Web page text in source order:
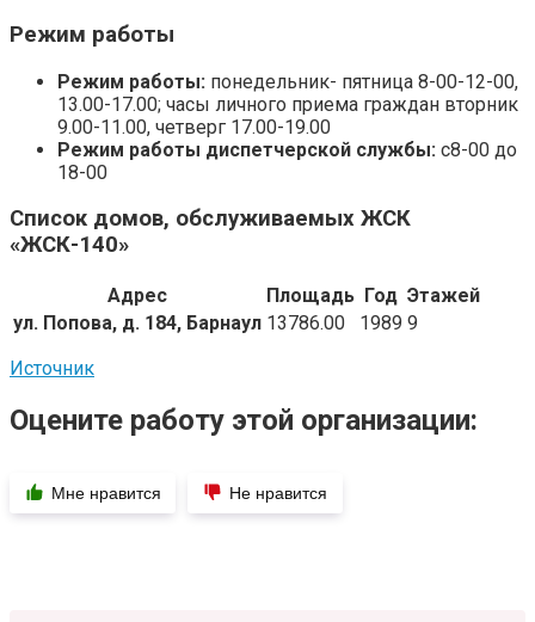
Режим работы
Режим работы: понедельник- пятница 8-00-12-00,
13.00-17.00; часы личного приема граждан вторник
9.00-11.00, четверг 17.00-19.00
Режим работы диспетчерской службы: с8-00 до
18-00
Список домов, обслуживаемых ЖСК
«ЖСК-140»
Адрес Площадь Год Этажей
ул. Попова, д. 184, Барнаул 13786.00 1989 9
Источник
Оцените работу этой организации:
Мне нравится Не нравится